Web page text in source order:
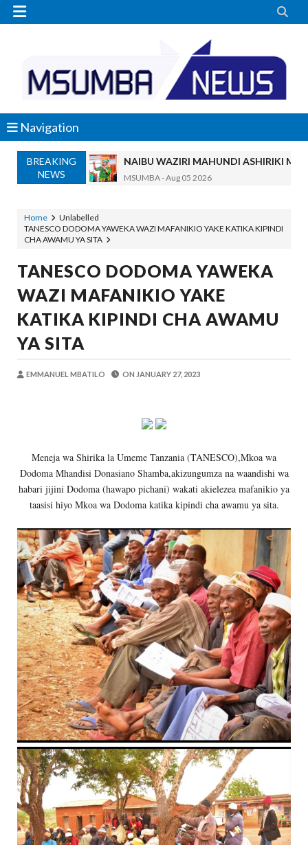
 
Navigation
BREAKING
NEWS
NAIBU WAZIRI MAHUNDI ASHIRIKI
MSUMBA-Aug 05 2026
KISHINDO CHA NGORONGORO
KAULIMBIU YA PSSSF YA ‘TUNALIPA
OSCAR ASSENGA - Aug 05 2026
TANZANIA KUNUFAIKA NA SH.
OSCAR ASSENGA -Aug 05 2026
MSUMBA-
MSUMBA Aug 05 2026
DKT. MSONDE: TBA NI KITOVU CHA FURSA ZA
Alex Sonna-Aug 06 2026
Home
Unlabelled
TANESCO DODOMA YAWEKA WAZI MAFANIKIO YAKE KATIKA KIPINDI
CHA AWAMU YA SITA
TANESCO DODOMA YAWEKA
WAZI MAFANIKIO YAKE
KATIKA KIPINDI CHA AWAMU
YA SITA
EMMANUEL MBATILO ON JANUARY 27, 2023
Meneja wa Shirika la Umeme Tanzania (TANESCO),Mkoa wa
Dodoma Mhandisi Donasiano Shamba,akizungumza na waandishi wa
habari jijini Dodoma (hawapo pichani) wakati akielezea mafanikio ya
taasisi hiyo Mkoa wa Dodoma katika kipindi cha awamu ya sita.